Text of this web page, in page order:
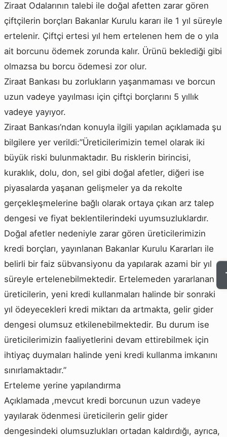
Ziraat Odalarının talebi ile doğal afetten zarar gören
çiftçilerin borçları Bakanlar Kurulu kararı ile 1 yıl süreyle
ertelenir. Çiftçi ertesi yıl hem ertelenen hem de o yıla
ait borcunu ödemek zorunda kalır. Ürünü beklediği gibi
olmazsa bu borcu ödemesi zor olur.
Ziraat Bankası bu zorlukların yaşanmaması ve borcun
uzun vadeye yayılması için çiftçi borçlarını 5 yıllık
vadeye yayıyor.
Ziraat Bankası’ndan konuyla ilgili yapılan açıklamada şu
bilgilere yer verildi:”Üreticilerimizin temel olarak iki
büyük riski bulunmaktadır. Bu risklerin birincisi,
kuraklık, dolu, don, sel gibi doğal afetler, diğeri ise
piyasalarda yaşanan gelişmeler ya da rekolte
gerçekleşmelerine bağlı olarak ortaya çıkan arz talep
dengesi ve fiyat beklentilerindeki uyumsuzluklardır.
Doğal afetler nedeniyle zarar gören üreticilerimizin
kredi borçları, yayınlanan Bakanlar Kurulu Kararları ile
belirli bir faiz sübvansiyonu da yapılarak azami bir yıl
süreyle ertelenebilmektedir. Ertelemeden yararlanan
üreticilerin, yeni kredi kullanmaları halinde bir sonraki
yıl ödeyecekleri kredi miktarı da artmakta, gelir gider
dengesi olumsuz etkilenebilmektedir. Bu durum ise
üreticilerimizin faaliyetlerini devam ettirebilmek için
ihtiyaç duymaları halinde yeni kredi kullanma imkanını
sınırlamaktadır.”
Erteleme yerine yapılandırma
Açıklamada ,mevcut kredi borcunun uzun vadeye
yayılarak ödenmesi üreticilerin gelir gider
dengesindeki olumsuzlukları ortadan kaldırdığı, ayrıca,